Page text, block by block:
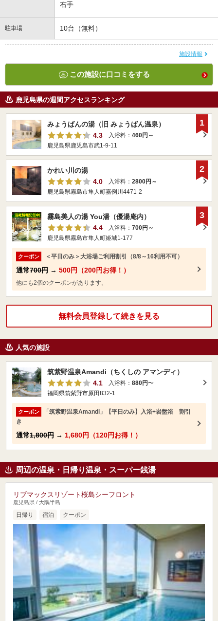
右手
駐車場 10台（無料）
施設情報
この施設に口コミをする
鹿児島県の週間アクセスランキング
みょうばんの湯（旧 みょうばん温泉）
4.3
入浴料： 460円～
鹿児島県鹿児島市武1-9-11
1
かれい川の湯
4.0
入浴料： 2800円～
鹿児島県霧島市隼人町嘉例川4471-2
2
霧島美人の湯 You湯（優湯庵内）
4.4
入浴料： 700円～
鹿児島県霧島市隼人町姫城1-177
クーポン ＜平日のみ＞大浴場ご利用割引（8/8～16利用不可）
通常700円 → 500円（200円お得！）
他にも2個のクーポンがあります。
3
無料会員登録して続きを見る
人気の施設
筑紫野温泉Amandi（ちくしの アマンディ）
4.1
入浴料： 880円〜
福岡県筑紫野市原田832-1
クーポン
「筑紫野温泉Amandi」【平日のみ】入浴+岩盤浴 割引
き
通常1,800円 → 1,680円（120円お得！）
周辺の温泉・日帰り温泉・スーパー銭湯
リブマックスリゾート桜島シーフロント
鹿児島県 / 大隅半島
日帰り 宿泊 クーポン